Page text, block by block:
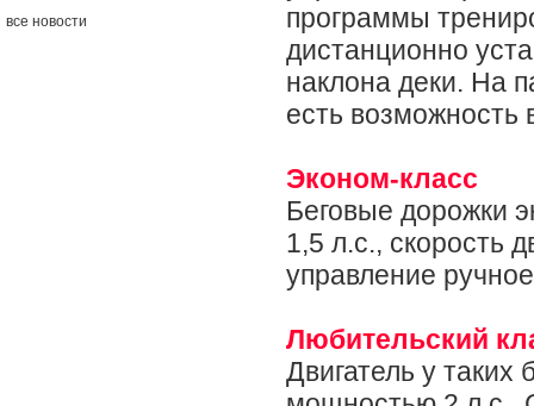
все новости
программы
дистанционно
наклона деки. На
есть
Эконом-класс
Беговые дорожки
1,5 л.с., скорость
управление
Любительский
Двигатель у таких